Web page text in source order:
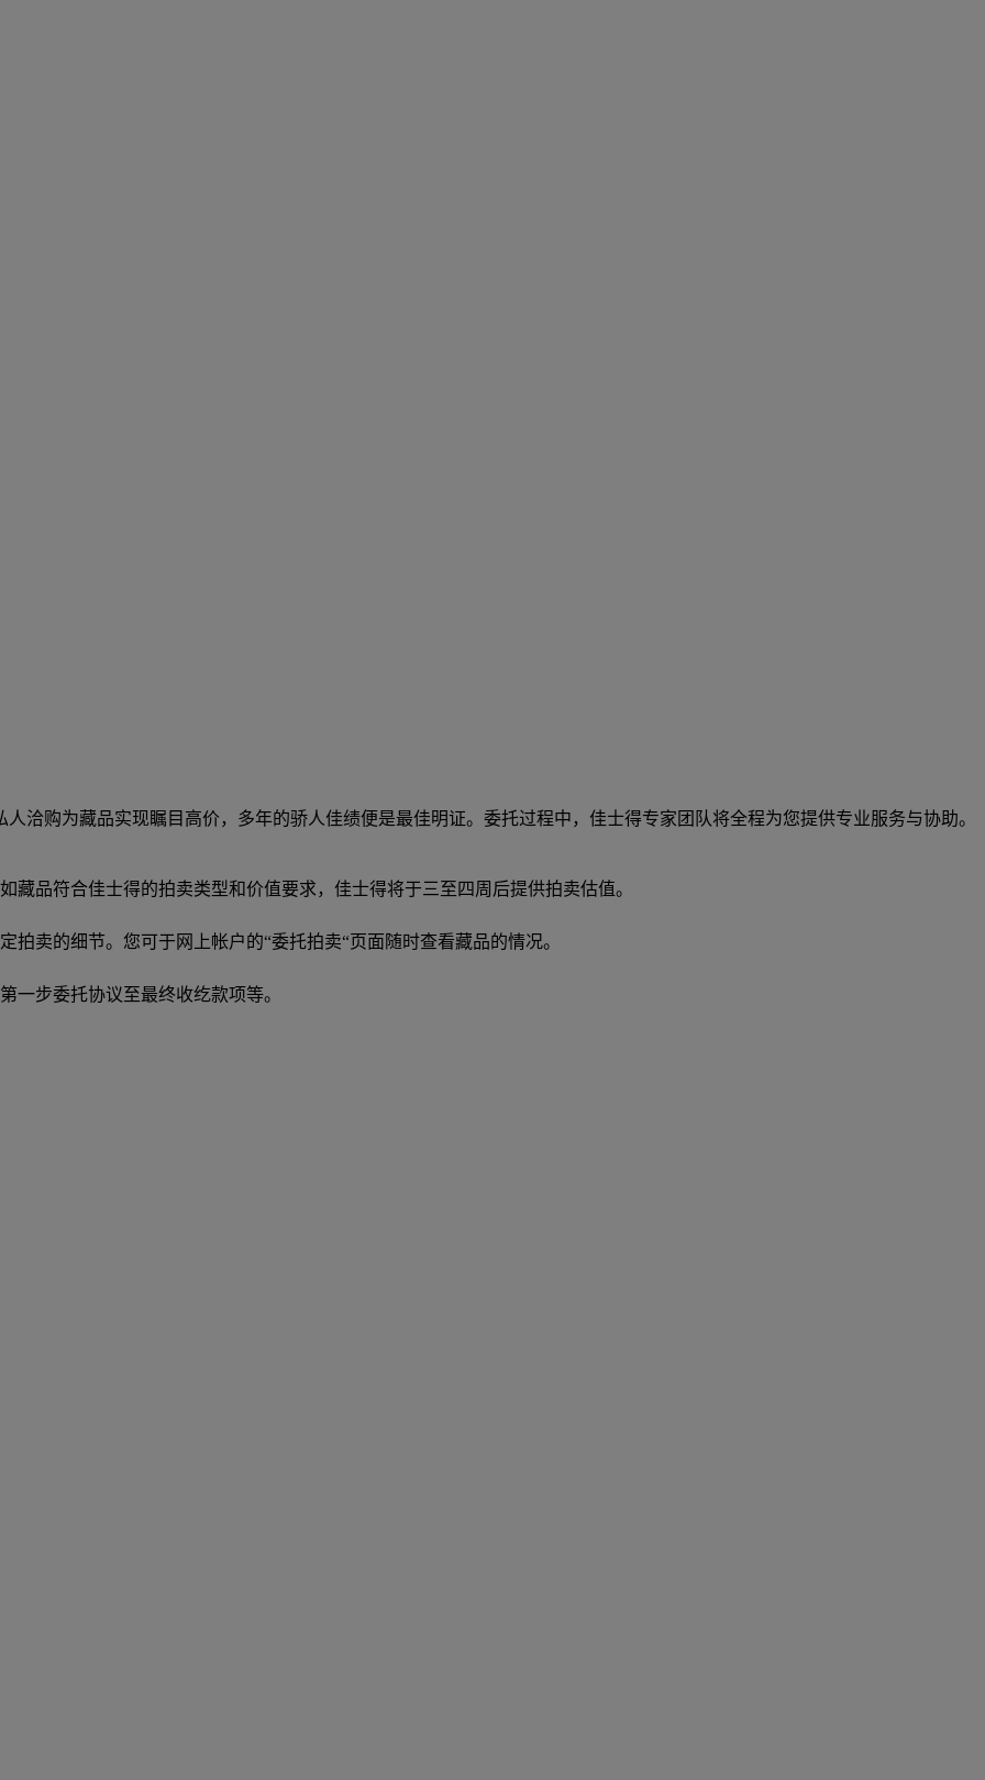
洽购为藏品实现瞩目高价，多年的骄人佳绩便是最佳明证。委托过程中，佳士得专家团队将全程为您提供专业服务与协助。
品符合佳士得的拍卖类型和价值要求，佳士得将于三至四周后提供拍卖估值。
卖的细节。您可于网上帐户的“委托拍卖“页面随时查看藏品的情况。
一步委托协议至最终收纥款项等。